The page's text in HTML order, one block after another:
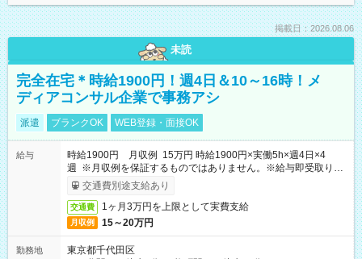
掲載日：2026.08.06
未読
完全在宅＊時給1900円！週4日＆10～16時！メ
ディアコンサル企業で事務アシ
派遣 ブランクOK WEB登録・面接OK
給与
時給1900円 月収例 15万円 時給1900円×実働5h×週4日×4
週 ※月収例を保証するものではありません。※給与即受取りサ
ービス利用可（利用条件有）
交通費別途支給あり
交通費 1ヶ月3万円を上限として実費支給
月収例 15～20万円
勤務地
東京都千代田区